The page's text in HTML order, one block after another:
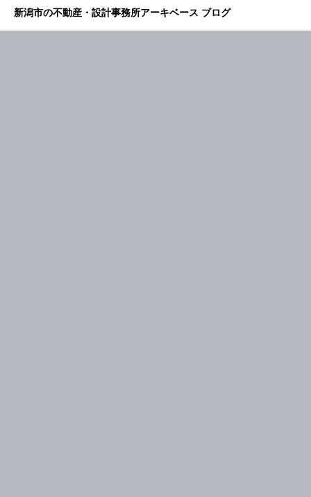
新潟市の不動産・設計事務所アーキベース ブログ